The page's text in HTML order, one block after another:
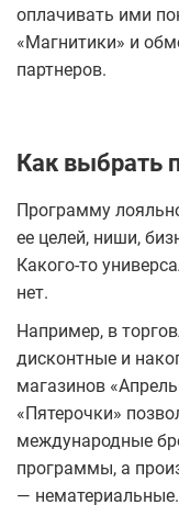
оплачивать ими
«Магнитики» и
партнеров.
Как выбрать
Программу
ее целей, ниши,
Какого-то
нет.
Например, в
дисконтные и
магазинов
«Пятерочки»
международные
программы, а
— нематериальные.